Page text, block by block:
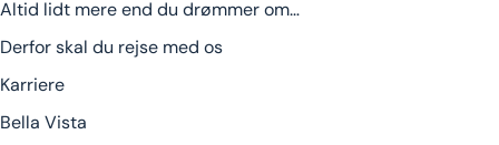
Altid lidt mere end du drømmer om…
Derfor skal du rejse med os
Karriere
Bella Vista